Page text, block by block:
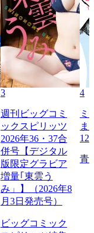
3
週刊ビッグコミ
ックスピリッツ
2026年36・37合
併号【デジタル
版限定グラビア
増量｢東雲う
み」】（2026年8
月3日発売号）
ビッグコミック
4
ミ
ま
129
青